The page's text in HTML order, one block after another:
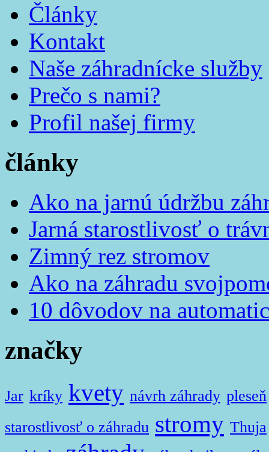
Články
Kontakt
Naše záhradnícke služby
Prečo s nami?
Profil našej firmy
články
Ako na jarnú údržbu
Jarná starostlivosť o
Zimný rez stromov
Ako na záhradu
10 dôvodov na
značky
Jar kríky kvety návrh záhrady pleseň
starostlivosť o záhradu stromy Thuja